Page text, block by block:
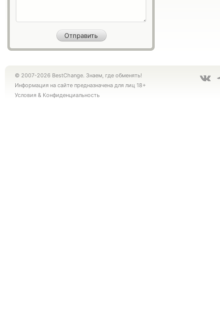
© 2007-2026 BestChange. Знаем, где обменять!
Информация на сайте предназначена для лиц 18+
Условия & Конфиденциальность